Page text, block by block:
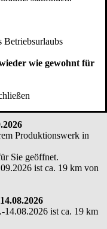
etc.
-
Produktionswerk in
Sie geöffnet.
ist ca. 19 km von
14.08.2026 ist ca. 19 km
Betriebsurlaubs
wie gewohnt für